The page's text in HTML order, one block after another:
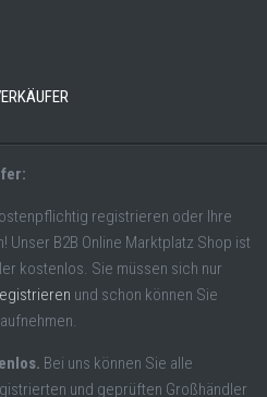
registrieren oder Ihre
Unser B2B Online Marktplatz Shop ist
kostenlos. Sie müssen sich nur
und schon können Sie
Bei uns können Sie alle
und geprüften Großhändler